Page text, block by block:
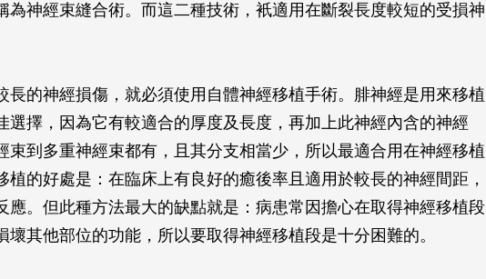
為神經束縫合術。而這二種技術，衹適用在斷裂長度較短的受損神
長的神經損傷，就必須使用自體神經移植手術。腓神經是用來移植
選擇，因為它有較適合的厚度及長度，再加上此神經內含的神經
束到多重神經束都有，且其分支相當少，所以最適合用在神經移植
植的好處是：在臨床上有良好的癒後率且適用於較長的神經間距，
應。但此種方法最大的缺點就是：病患常因擔心在取得神經移植段
壞其他部位的功能，所以要取得神經移植段是十分困難的。